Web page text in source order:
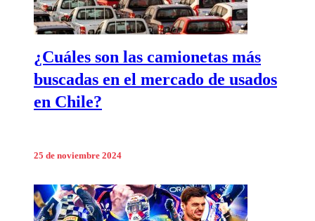
¿Cuáles son las camionetas más
buscadas en el mercado de usados
en Chile?
25 de noviembre 2024